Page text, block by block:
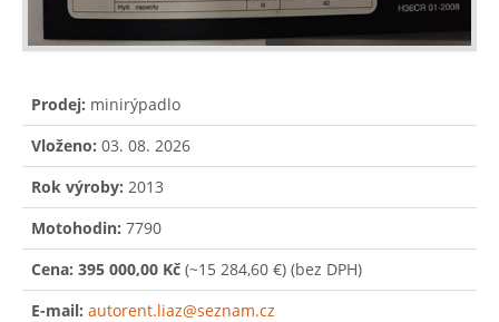
Prodej: minirýpadlo
Vloženo: 03. 08. 2026
Rok výroby: 2013
Motohodin: 7790
Cena: 395 000,00 Kč (~15 284,60 €) (bez DPH)
E-mail: autorent.liaz@seznam.cz